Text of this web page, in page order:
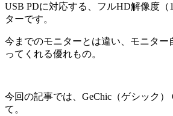
USB PDに対応する、フルHD解像度（
ターです。
今までのモニターとは違い、モニター
ってくれる優れもの。
今回の記事では、GeChic（ゲシック）
て。